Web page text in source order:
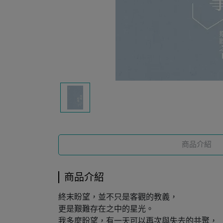
商品介紹
商品介紹
終末盼望，並不只是客觀的教義，
更是艱難存在之中的星光。
我多麼盼望，有一天可以再次與失去的共聚，